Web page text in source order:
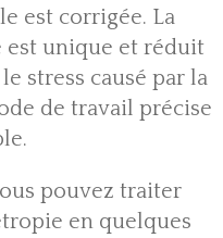
est corrigée. La
unique et réduit
stress causé par la
de travail précise
pouvez traiter
en quelques